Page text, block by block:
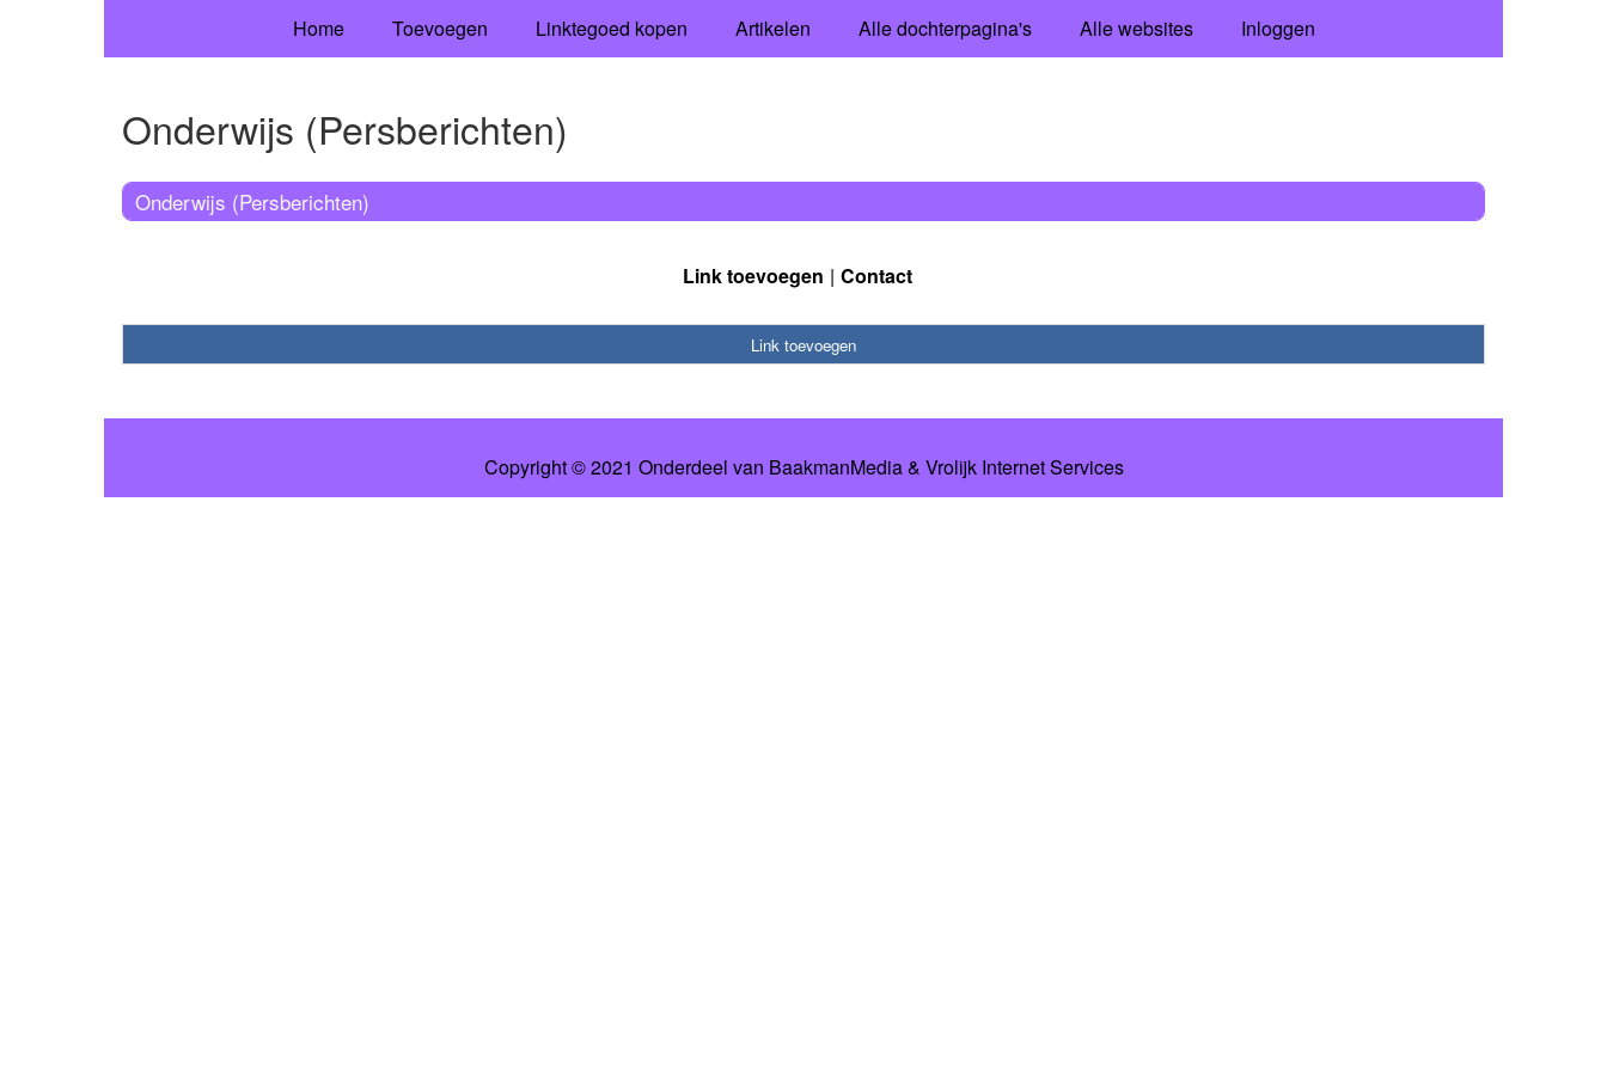
Home Toevoegen Linktegoed kopen Artikelen Alle dochterpagina's Alle websites Inloggen
Onderwijs (Persberichten)
Onderwijs (Persberichten)
Link toevoegen Contact
Link toevoegen
Copyright © 2021 Onderdeel van BaakmanMedia& Vrolijk Internet Services